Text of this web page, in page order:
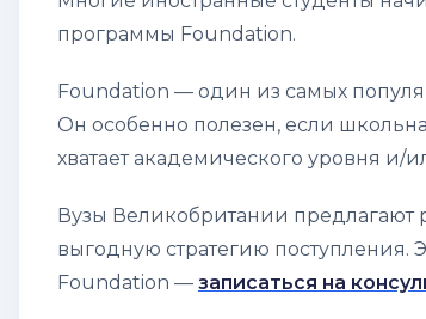
программы Foundation.
Foundation — один из самых
Он особенно полезен, если
хватает академического уровня и/
Вузы Великобритании предлагают
выгодную стратегию поступления.
Foundation — записаться на